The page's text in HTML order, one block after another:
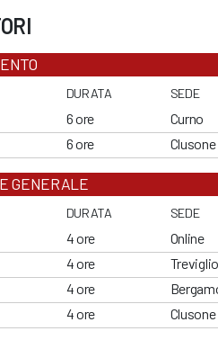
DURATA SEDE
6 ore Curno
6 ore Clusone
GENERALE
DURATA SEDE
4 ore Online
4 ore Treviglio
4 ore
4 ore Clusone